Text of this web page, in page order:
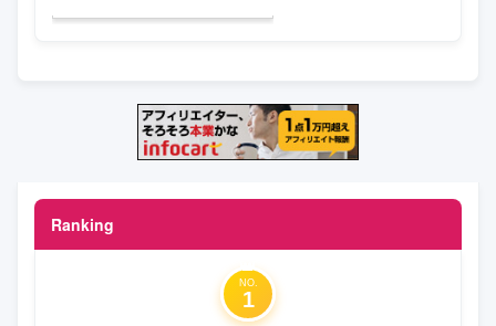
Ranking
NO.
1